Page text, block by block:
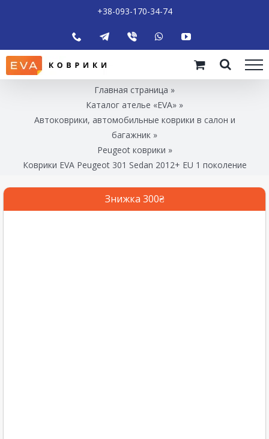
+38-093-170-34-74
Главная страница »
Каталог ателье «EVA» »
Автоковрики, автомобильные коврики в салон и
багажник »
Peugeot коврики »
Коврики EVA Peugeot 301 Sedan 2012+ EU 1 поколение
Знижка 300₴